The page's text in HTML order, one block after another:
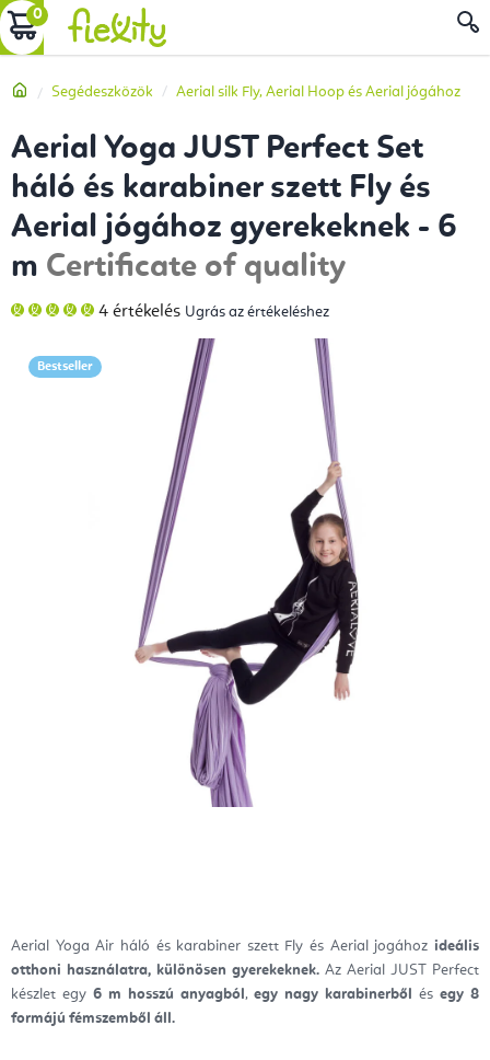
Ugrás
a
tartalomhoz
KOSÁR
Kezdőlap
Segédeszközök Aerial silk Fly, Aerial Hoop és Aerial jógához
Aerial Yoga Air háló és karabiner szett Fly és Aerial jogához ideális
otthoni használatra, különösen gyerekeknek. Az Aerial JUST Perfect
készlet egy 6 m hosszú anyagból ,egy nagy karabinerből ésegy 8
formájú fémszemből áll.
Aerial Yoga JUST Perfect Set
háló és karabiner szett Fly és
Aerial jógához gyerekeknek - 6
m Certificate of quality
A
termék
5-
ből
4 értékelés Ugrás az értékeléshez
Bestseller